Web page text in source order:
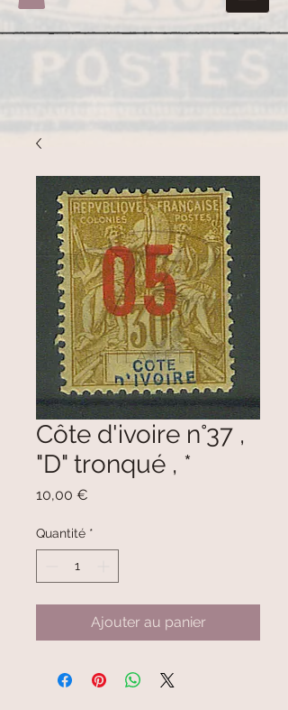
Côte d'ivoire n°37 ,
"D" tronqué , *
10,00 €
Quantité *
Ajouter au panier